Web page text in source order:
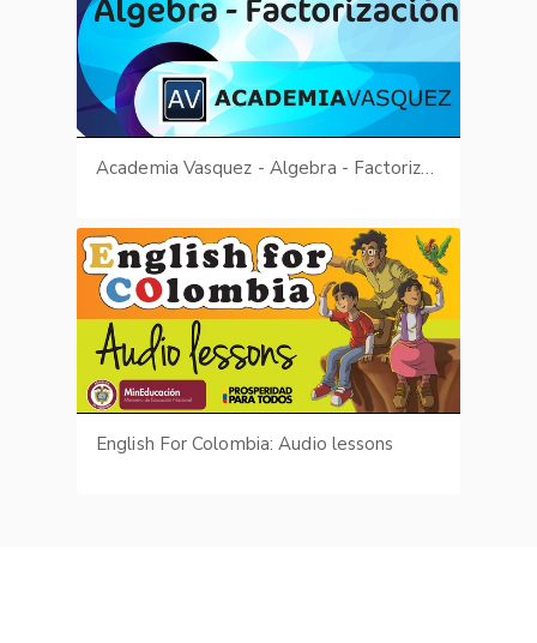
Academia Vasquez - Algebra - Factorización
English For Colombia: Audio lessons